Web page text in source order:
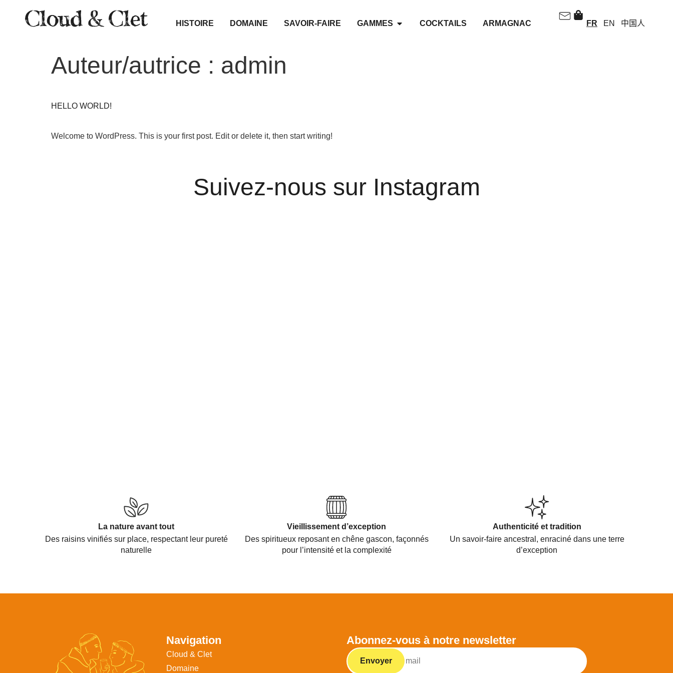
HISTOIRE DOMAINE SAVOIR-FAIRE GAMMES COCKTAILS ARMAGNAC FR EN 中国人
Auteur/autrice : admin
HELLO WORLD!
Welcome to WordPress. This is your first post. Edit or delete it, then start writing!
Suivez-nous sur Instagram
La nature avant tout
Des raisins vinifiés sur place, respectant leur pureté
naturelle
Vieillissement d’exception
Des spiritueux reposant en chêne gascon, façonnés
pour l’intensité et la complexité
Authenticité et tradition
Un savoir-faire ancestral, enraciné dans une terre
d’exception
Navigation
Cloud & Clet
Domaine
Abonnez-vous à notre newsletter
Envoyer